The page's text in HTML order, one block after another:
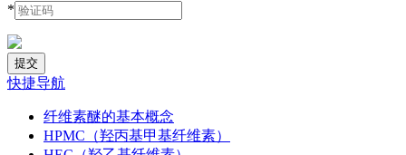
*
快捷导航
纤维素醚的基本概念
HPMC（羟丙基甲基纤维素）